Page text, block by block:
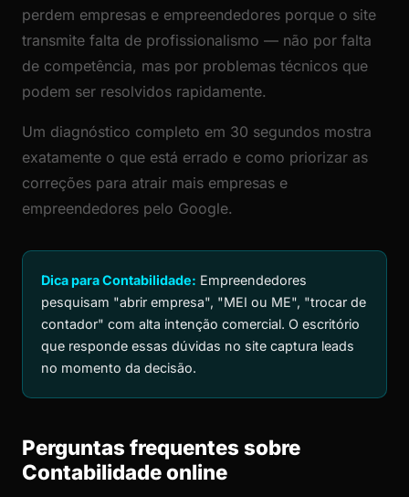
perdem empresas e empreendedores porque o site
transmite falta de profissionalismo — não por falta
de competência, mas por problemas técnicos que
podem ser resolvidos rapidamente.
Um diagnóstico completo em 30 segundos mostra
exatamente o que está errado e como priorizar as
correções para atrair mais empresas e
empreendedores pelo Google.
Dica para Contabilidade: Empreendedores
pesquisam "abrir empresa", "MEI ou ME", "trocar de
contador" com alta intenção comercial. O escritório
que responde essas dúvidas no site captura leads
no momento da decisão.
Perguntas frequentes sobre
Contabilidade online